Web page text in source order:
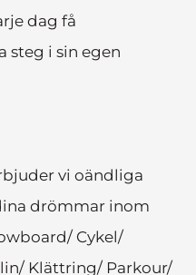
dag få
steg i sin egen
vi oändliga
drömmar inom
Cykel/
Klättring/ Parkour/